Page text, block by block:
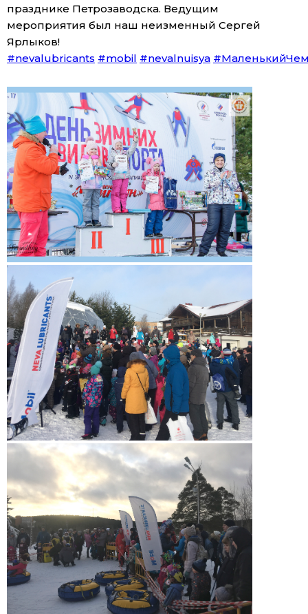
празднике Петрозаводска. Ведущим
мероприятия был наш неизменный Сергей
Ярлыков!
#nevalubricants #mobil #nevalnuisya